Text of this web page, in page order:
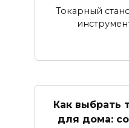
Токарный
Как выбрать
для дома: